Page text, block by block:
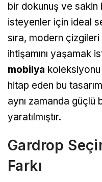
bir dokunuş ve
isteyenler için ideal
sıra, modern
ihtişamını yaşamak
mobilya koleksiyonu
hitap eden bu
aynı zamanda güçlü
yaratılmıştır.
Gardrop
Farkı